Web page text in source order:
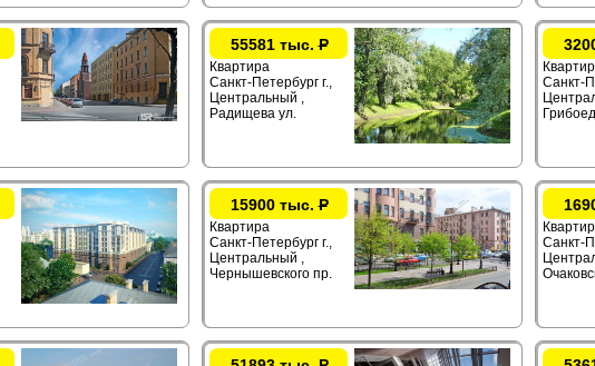
55581 тыс.Р
Квартира
Санкт-Петербург г.,
Центральный ,
Радищева ул.
Санкт-
15900 тыс.Р
Квартира
Санкт-Петербург г.,
Центральный ,
Чернышевского пр.
Санкт-